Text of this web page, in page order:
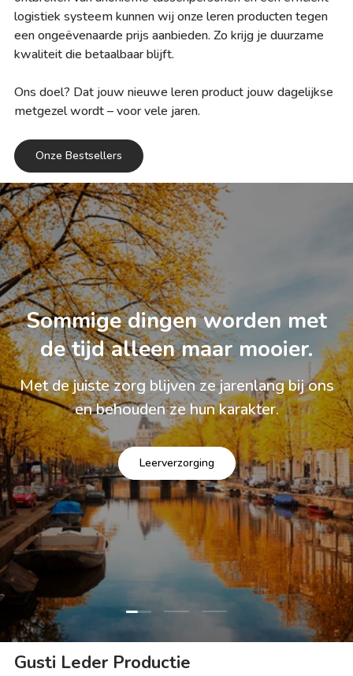
logistiek systeem kunnen wij onze leren producten tegen
een ongeëvenaarde prijs aanbieden. Zo krijg je duurzame
kwaliteit die betaalbaar blijft.
Ons doel? Dat jouw nieuwe leren product jouw dagelijkse
metgezel wordt – voor vele jaren.
Onze Bestsellers
Sommige dingen worden met
de tijd alleen maar mooier.
Met de juiste zorg blijven ze jarenlang bij ons
en behouden ze hun karakter.
Leerverzorging
Dia laden 1 van 3
Dia laden 2 van 3
Dia laden 3 van 3
Gusti Leder Productie